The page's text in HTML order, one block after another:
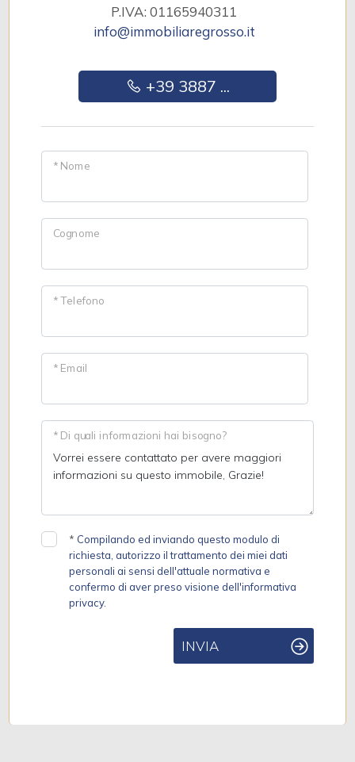
P.IVA: 01165940311
info@immobiliaregrosso.it
+39 3887 ...
* Nome
Cognome
* Telefono
* Email
* Di quali informazioni hai bisogno?
* Compilando ed inviando questo modulo di
richiesta, autorizzo il trattamento dei miei dati
personali ai sensi dell'attuale normativa e
confermo di aver preso visione dell'informativa
privacy.
INVIA